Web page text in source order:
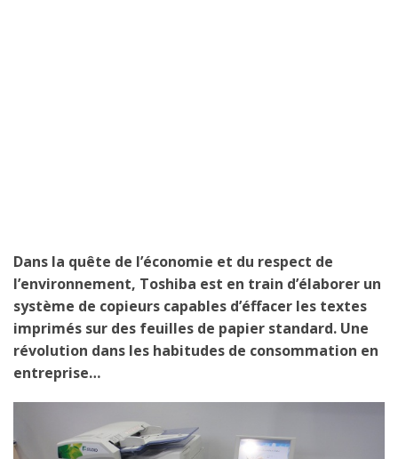
Dans la quête de l’économie et du respect de
l’environnement, Toshiba est en train d’élaborer un
système de copieurs capables d’éffacer les textes
imprimés sur des feuilles de papier standard. Une
révolution dans les habitudes de consommation en
entreprise…